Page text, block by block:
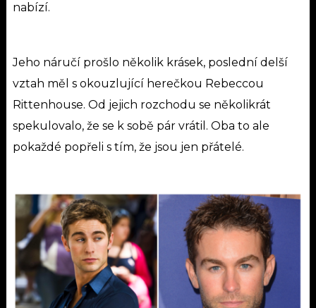
nabízí.
Jeho náručí prošlo několik krásek, poslední delší
vztah měl s okouzlující herečkou Rebeccou
Rittenhouse. Od jejich rozchodu se několikrát
spekulovalo, že se k sobě pár vrátil. Oba to ale
pokaždé popřeli s tím, že jsou jen přátelé.